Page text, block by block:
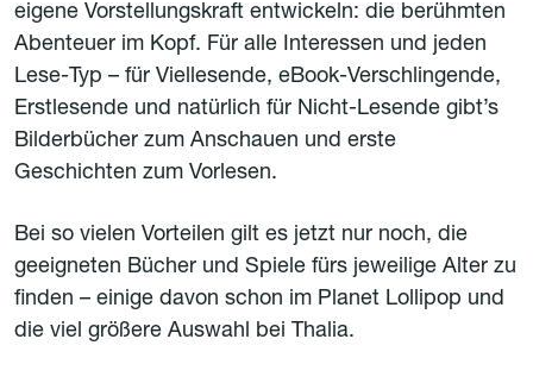
eigene Vorstellungskraft entwickeln: die berühmten
Abenteuer im Kopf. Für alle Interessen und jeden
Lese-Typ – für Viellesende, eBook-Verschlingende,
Erstlesende und natürlich für Nicht-Lesende gibt’s
Bilderbücher zum Anschauen und erste
Geschichten zum Vorlesen.
Bei so vielen Vorteilen gilt es jetzt nur noch, die
geeigneten Bücher und Spiele fürs jeweilige Alter zu
finden – einige davon schon im Planet Lollipop und
die viel größere Auswahl bei Thalia.